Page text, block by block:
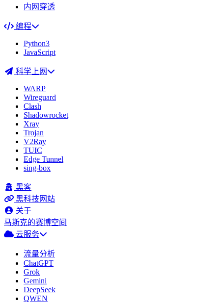
内网穿透
编程
Python3
JavaScript
科学上网
WARP
Wireguard
Clash
Shadowrocket
Xray
Trojan
V2Ray
TUIC
Edge Tunnel
sing-box
黑客
黑科技网站
关于
马斯克的赛博空间
云服务
流量分析
ChatGPT
Grok
Gemini
DeepSeek
QWEN